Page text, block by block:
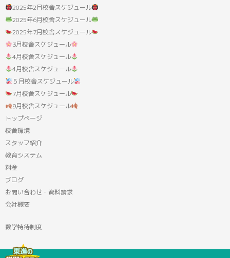
2025年2月校舎スケジュール
2025年6月校舎スケジュール
2025年7月校舎スケジュール
3月校舎スケジュール
4月校舎スケジュール
4月校舎スケジュール
５月校舎スケジュール
7月校舎スケジュール
9月校舎スケジュール
トップページ
校舎環境
スタッフ紹介
教育システム
料金
ブログ
お問い合わせ・資料請求
会社概要
数学特待制度